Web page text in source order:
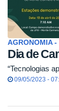
AGRONOMIA
Dia de
“Tecnologias
09/05/2023 -